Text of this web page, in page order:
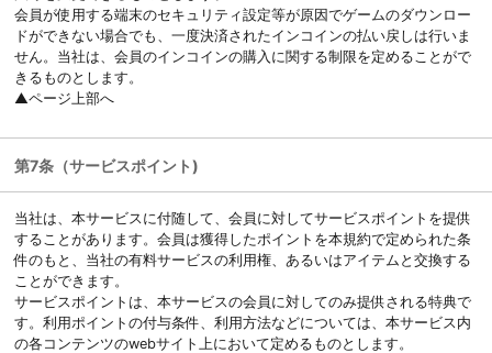
会員が使用する端末のセキュリティ設定等が原因でゲームのダウンロー
ドができない場合でも、一度決済されたインコインの払い戻しは行いま
せん。当社は、会員のインコインの購入に関する制限を定めることがで
きるものとします。
▲ページ上部へ
第7条（サービスポイント)
当社は、本サービスに付随して、会員に対してサービスポイントを提供
することがあります。会員は獲得したポイントを本規約で定められた条
件のもと、当社の有料サービスの利用権、あるいはアイテムと交換する
ことができます。
サービスポイントは、本サービスの会員に対してのみ提供される特典で
す。利用ポイントの付与条件、利用方法などについては、本サービス内
の各コンテンツのwebサイト上において定めるものとします。